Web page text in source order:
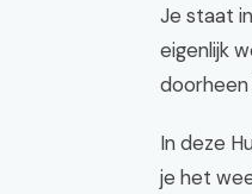
Je staat
eigenlijk
doorheen
In deze
je het